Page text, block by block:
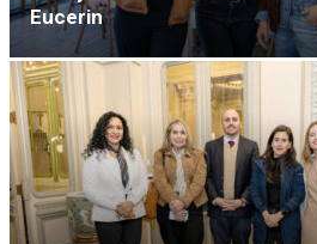
Eucerin